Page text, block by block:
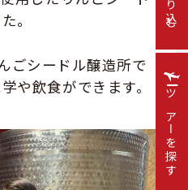
絞り込む
。
ごシードル醸造所で
や飲食ができます。
ツアーを探す